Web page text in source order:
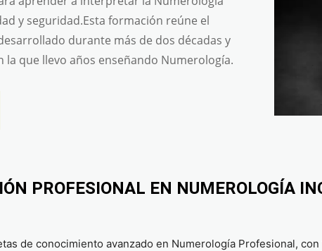
y seguridad.Esta formación reúne el
durante más de dos décadas y
la que llevo años enseñando Numerología.
PROFESIONAL EN NUMEROLOGÍA
de conocimiento avanzado en Numerología Profesional,